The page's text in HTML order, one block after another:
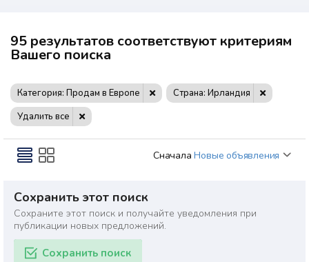
95 результатов соответствуют критериям
Вашего поиска
Категория: Продам в Европе
Страна: Ирландия
Удалить все
Сначала Новые объявления
Сохранить этот поиск
Сохраните этот поиск и получайте уведомления при
публикации новых предложений.
Сохранить поиск